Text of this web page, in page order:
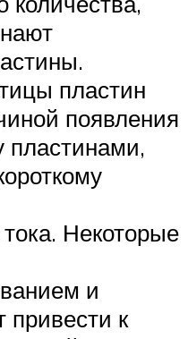
пластин
появления
пластинами,
Некоторые
и
привести к